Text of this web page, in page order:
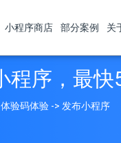
小程序商店 部分案例 关
序，最
验码体验 -> 发布小程序